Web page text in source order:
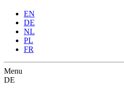
EN
DE
NL
PL
FR
Menu
DE